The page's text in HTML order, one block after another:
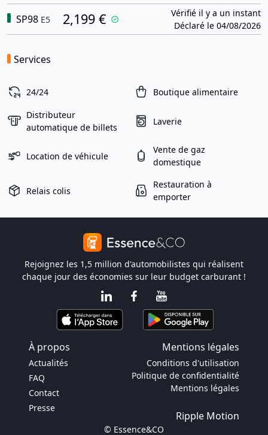
SP98 E5 2,199 €
Vérifié il y a un instant
Déclaré le 04/08/2026
Services
24/24 Boutique alimentaire
Distributeur
automatique de billets
Laverie
Location de véhicule
Vente de gaz
domestique
Relais colis
Restauration à
emporter
Rejoignez les 1,5 million d'automobilistes qui réalisent
chaque jour des économies sur leur budget carburant !
À propos Mentions légales
Actualités
FAQ
Contact
Presse
Conditions d'utilisation
Politique de confidentialité
Mentions légales
Ripple Motion
© Essence&CO